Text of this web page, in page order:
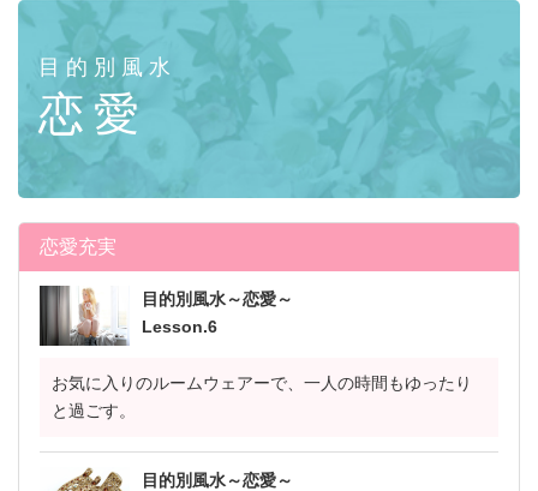
目的別風水
恋愛
恋愛充実
目的別風水～恋愛～
Lesson.6
お気に入りのルームウェアーで、一人の時間もゆったり
と過ごす。
目的別風水～恋愛～